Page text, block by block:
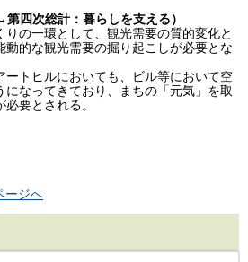
四次総計：暮らしを支える）
りの一環として、観光需要の質的変化と
動的な観光需要の掘り起こしが必要とな
ートヒルにおいても、ビル等において空
になってきており、まちの「元気」を取
要とされる。
ージへ